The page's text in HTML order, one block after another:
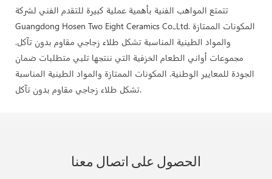
تتمتع المواهب الفنية بأهمية عملية كبيرة للتقدم الفني لشركة
Guangdong Hosen Two Eight Ceramics Co.,Ltd. المكونات الممتازة
والمواد الطينية المناسبة تشكل طلاء زجاجي مقاوم بدون تآكل.
مجموعات أواني الطعام الخزفية التي ننتجها تلبي متطلبات ضمان
الجودة للمعايير الوطنية. المكونات الممتازة والمواد الطينية المناسبة
تشكل طلاء زجاجي مقاوم بدون تآكل.
الحصول على اتصال معنا